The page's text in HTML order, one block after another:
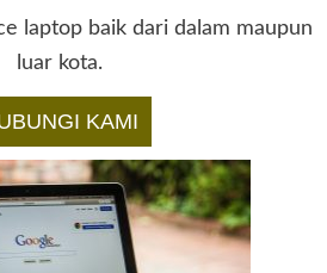
laptop baik dari dalam maupun
luar kota.
KAMI